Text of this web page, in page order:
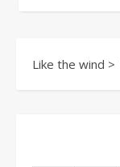
Like the wind >